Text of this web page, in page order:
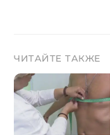
ЧИТАЙТЕ ТАКЖЕ